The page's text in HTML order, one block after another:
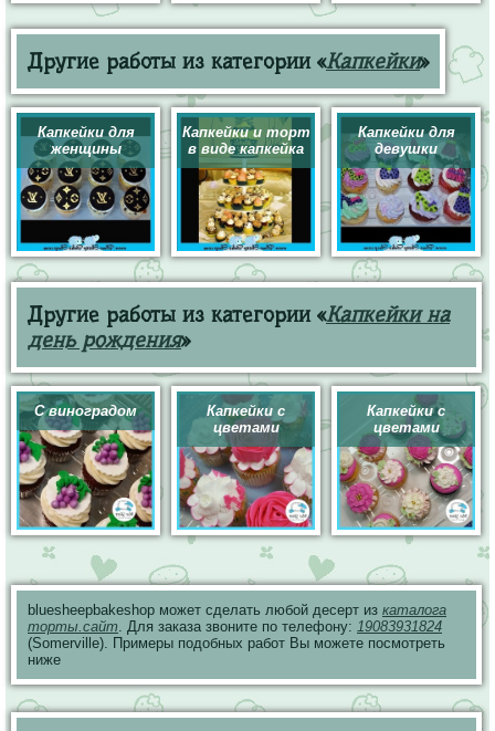
Другие работы из категории «Капкейки»
Капкейки для
женщины
Капкейки и торт
в виде капкейка
Капкейки для
девушки
Другие работы из категории «Капкейки на
день рождения»
С виноградом
Капкейки с
цветами
Капкейки с
цветами
bluesheepbakeshop может сделать любой десерт из каталога
торты.сайт. Для заказа звоните по телефону: 19083931824
(Somerville). Примеры подобных работ Вы можете посмотреть
ниже